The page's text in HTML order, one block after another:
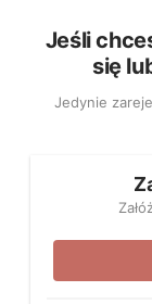
Jeśli
się
Jedynie